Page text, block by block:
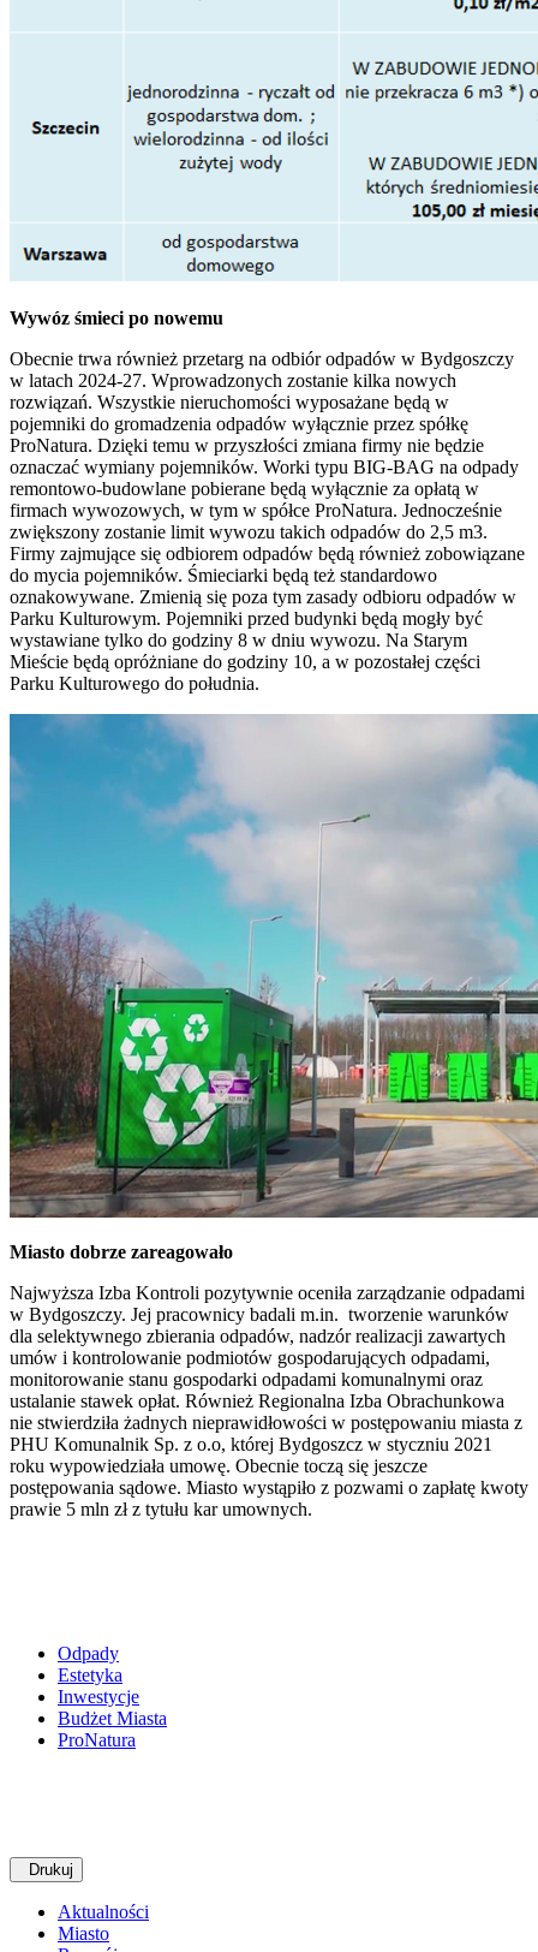
Wywóz śmieci po nowemu
Obecnie trwa również przetarg na odbiór odpadów w Bydgoszczy
w latach 2024-27. Wprowadzonych zostanie kilka nowych
rozwiązań. Wszystkie nieruchomości wyposażane będą w
pojemniki do gromadzenia odpadów wyłącznie przez spółkę
ProNatura. Dzięki temu w przyszłości zmiana firmy nie będzie
oznaczać wymiany pojemników. Worki typu BIG-BAG na odpady
remontowo-budowlane pobierane będą wyłącznie za opłatą w
firmach wywozowych, w tym w spółce ProNatura. Jednocześnie
zwiększony zostanie limit wywozu takich odpadów do 2,5 m3.
Firmy zajmujące się odbiorem odpadów będą również zobowiązane
do mycia pojemników. Śmieciarki będą też standardowo
oznakowywane. Zmienią się poza tym zasady odbioru odpadów w
Parku Kulturowym. Pojemniki przed budynki będą mogły być
wystawiane tylko do godziny 8 w dniu wywozu. Na Starym
Mieście będą opróżniane do godziny 10, a w pozostałej części
Parku Kulturowego do południa.
Miasto dobrze zareagowało
Najwyższa Izba Kontroli pozytywnie oceniła zarządzanie odpadami
w Bydgoszczy. Jej pracownicy badali m.in. tworzenie warunków
dla selektywnego zbierania odpadów, nadzór realizacji zawartych
umów i kontrolowanie podmiotów gospodarujących odpadami,
monitorowanie stanu gospodarki odpadami komunalnymi oraz
ustalanie stawek opłat. Również Regionalna Izba Obrachunkowa
nie stwierdziła żadnych nieprawidłowości w postępowaniu miasta z
PHU Komunalnik Sp. z o.o, której Bydgoszcz w styczniu 2021
roku wypowiedziała umowę. Obecnie toczą się jeszcze
postępowania sądowe. Miasto wystąpiło z pozwami o zapłatę kwoty
prawie 5 mln zł z tytułu kar umownych.
Odpady
Estetyka
Inwestycje
Budżet Miasta
ProNatura
Drukuj
Aktualności
Miasto